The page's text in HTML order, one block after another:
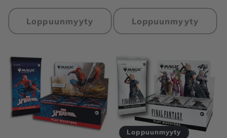
Loppuunmyyty Loppuunmyyty
Loppuunmyyty